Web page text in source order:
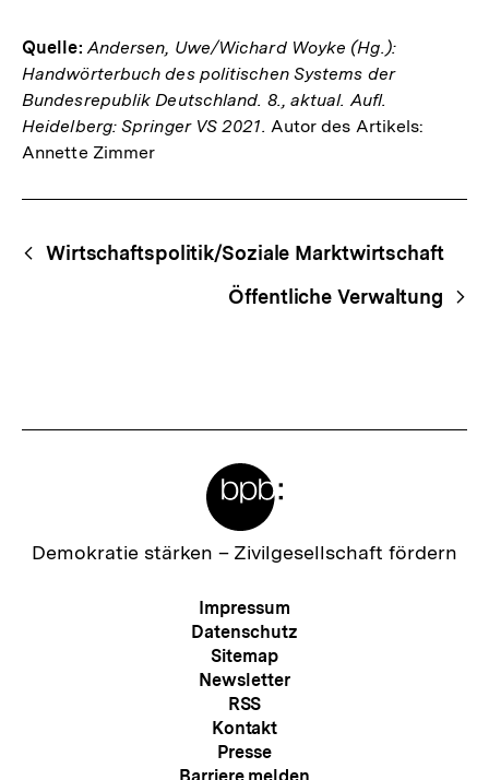
Quelle: Andersen, Uwe/Wichard Woyke (Hg.):
Handwörterbuch des politischen Systems der
Bundesrepublik Deutschland. 8., aktual. Aufl.
Heidelberg: Springer VS 2021. Autor des Artikels:
Annette Zimmer
Begriffsnavigation
Content-
Navigation
Wirtschaftspolitik/Soziale Marktwirtschaft
Öffentliche Verwaltung
Zur
Demokratie stärken – Zivilgesellschaft fördern
Meta-
Navigation
Impressum
Datenschutz
Sitemap
Newsletter
RSS
Kontakt
Presse